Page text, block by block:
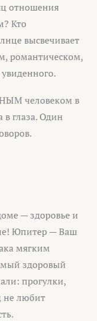
отношения
Кто
высвечивает
романтическом,
человеком в
глаза. Один
— здоровье и
Юпитер — Ваш
мягким
здоровый
прогулки,
не любит